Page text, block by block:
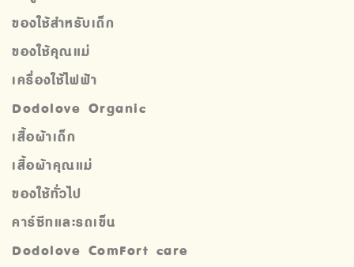
ของใช้สำหรับเด็ก
ของใช้คุณแม่
เครื่องใช้ไฟฟ้า
Dodolove Organic
เสื้อผ้าเด็ก
เสื้อผ้าคุณแม่
ของใช้ทั่วไป
คาร์ซีทและรถเข็น
Dodolove ComFort care